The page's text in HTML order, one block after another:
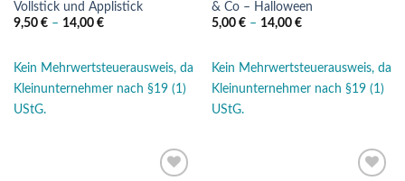
Vollstick und Applistick
9,50 €– 14,00 €
Kein Mehrwertsteuerausweis, da
Kleinunternehmer nach §19 (1)
UStG.
& Co – Halloween
5,00 €– 14,00 €
Kein Mehrwertsteuerausweis, da
Kleinunternehmer nach §19 (1)
UStG.